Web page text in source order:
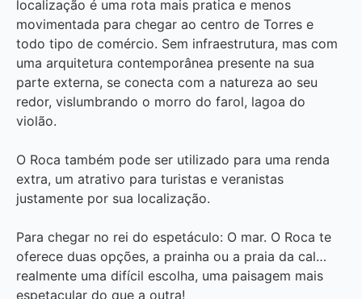
localização é uma rota mais pratica e menos
movimentada para chegar ao centro de Torres e
todo tipo de comércio. Sem infraestrutura, mas com
uma arquitetura contemporânea presente na sua
parte externa, se conecta com a natureza ao seu
redor, vislumbrando o morro do farol, lagoa do
violão.
O Roca também pode ser utilizado para uma renda
extra, um atrativo para turistas e veranistas
justamente por sua localização.
Para chegar no rei do espetáculo: O mar. O Roca te
oferece duas opções, a prainha ou a praia da cal…
realmente uma difícil escolha, uma paisagem mais
espetacular do que a outra!